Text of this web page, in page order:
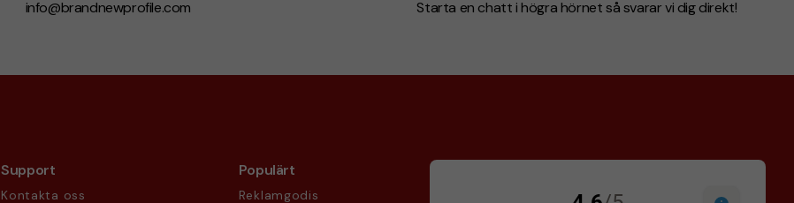
info@brandnewprofile.com Starta en chatt i högra hörnet så svarar vi dig direkt!
Support
Kontakta oss
Populärt
Reklamgodis